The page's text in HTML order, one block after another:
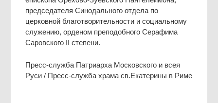
председателя Синодального отдела по
церковной благотворительности и социальному
служению, орденом преподобного Серафима
Саровского II степени.
Пресс-служба Патриарха Московского и всея
Руси / Пресс-служба храма св.Екатерины в Риме